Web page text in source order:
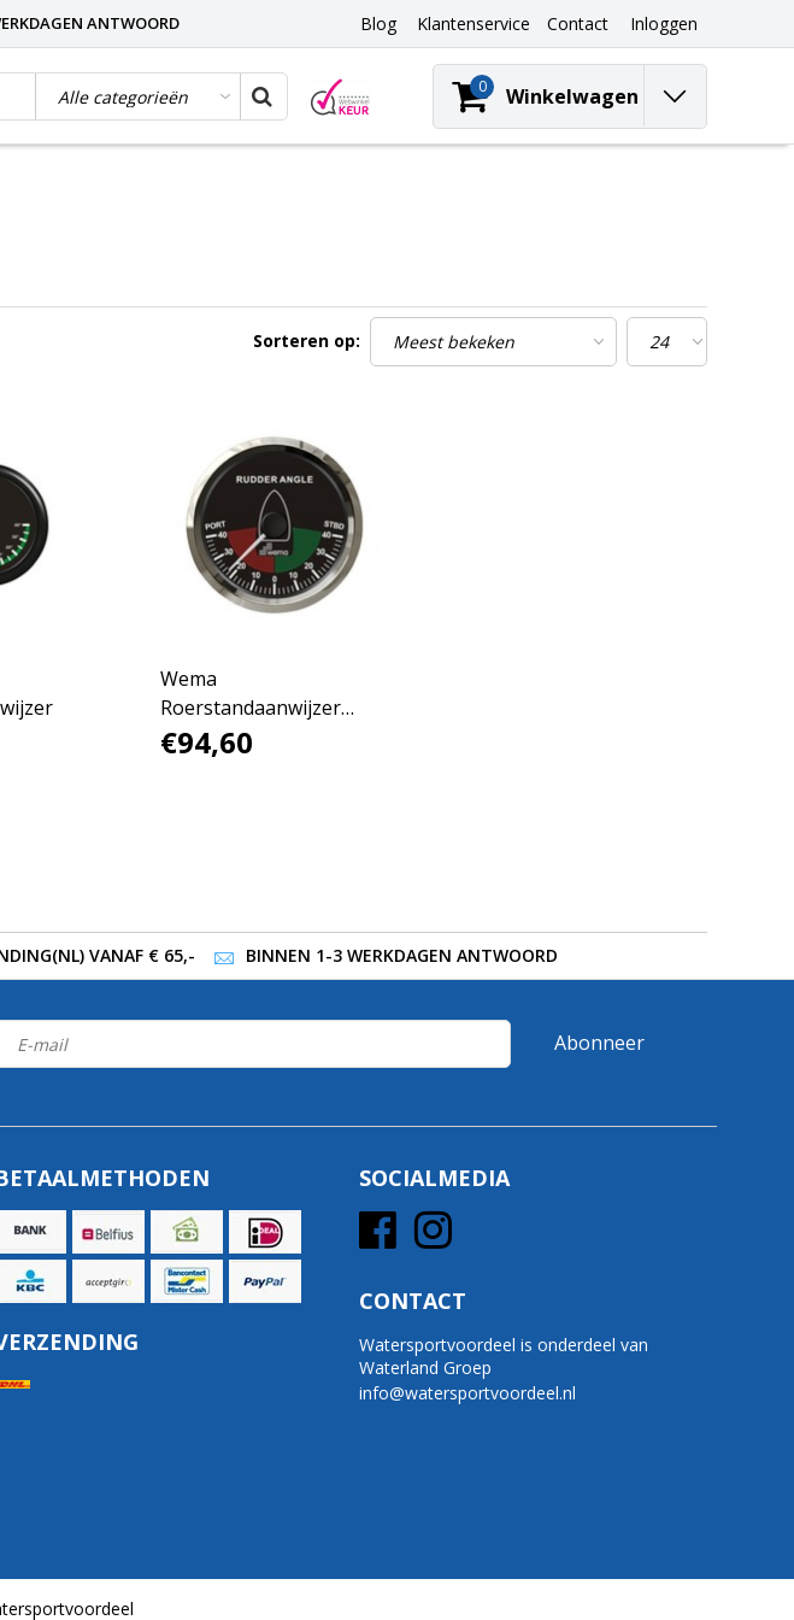
ANTWOORD Blog Klantenservice Contact Inloggen
0 Winkelwagen
Sorteren op:
Wema
Roerstandaanwijzer
silverline
€94,60
VANAF € 65,- BINNEN 1-3 WERKDAGEN ANTWOORD
Abonneer
SOCIALMEDIA
CONTACT
Watersportvoordeel is onderdeel van
Waterland Groep
info@watersportvoordeel.nl